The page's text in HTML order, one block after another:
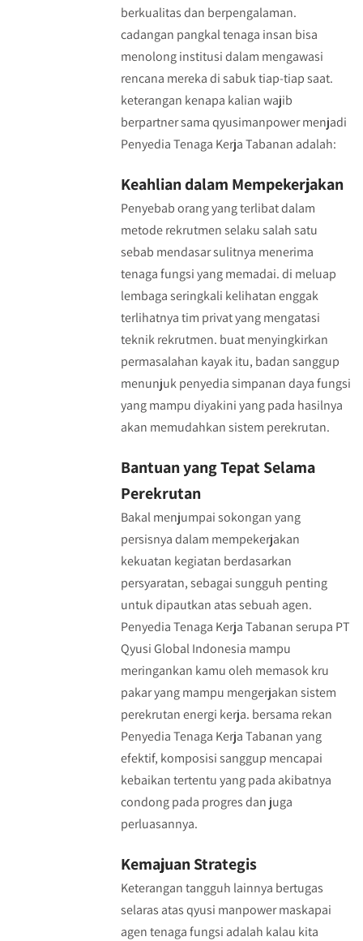
berkualitas dan berpengalaman.
cadangan pangkal tenaga insan bisa
menolong institusi dalam mengawasi
rencana mereka di sabuk tiap-tiap saat.
keterangan kenapa kalian wajib
berpartner sama qyusimanpower menjadi
Penyedia Tenaga Kerja Tabanan adalah:
Keahlian dalam Mempekerjakan
Penyebab orang yang terlibat dalam
metode rekrutmen selaku salah satu
sebab mendasar sulitnya menerima
tenaga fungsi yang memadai. di meluap
lembaga seringkali kelihatan enggak
terlihatnya tim privat yang mengatasi
teknik rekrutmen. buat menyingkirkan
permasalahan kayak itu, badan sanggup
menunjuk penyedia simpanan daya fungsi
yang mampu diyakini yang pada hasilnya
akan memudahkan sistem perekrutan.
Bantuan yang Tepat Selama
Perekrutan
Bakal menjumpai sokongan yang
persisnya dalam mempekerjakan
kekuatan kegiatan berdasarkan
persyaratan, sebagai sungguh penting
untuk dipautkan atas sebuah agen.
Penyedia Tenaga Kerja Tabanan serupa PT
Qyusi Global Indonesia mampu
meringankan kamu oleh memasok kru
pakar yang mampu mengerjakan sistem
perekrutan energi kerja. bersama rekan
Penyedia Tenaga Kerja Tabanan yang
efektif, komposisi sanggup mencapai
kebaikan tertentu yang pada akibatnya
condong pada progres dan juga
perluasannya.
Kemajuan Strategis
Keterangan tangguh lainnya bertugas
selaras atas qyusi manpower maskapai
agen tenaga fungsi adalah kalau kita